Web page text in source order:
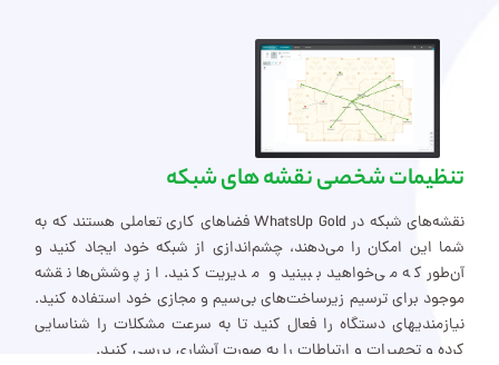
تنظیمات شخصی نقشه های شبکه
نقشه‌های شبکه در WhatsUp Gold فضاهای کاری تعاملی هستند که به
شما این امکان را می‌دهند، چشم‌اندازی از شبکه خود ایجاد کنید و
آن‌طور که می‌خواهید ببینید و مدیریت کنید. از پوشش‌ها نقشه
موجود برای ترسیم زیرساخت‌های بی‌سیم و مجازی خود استفاده کنید.
نیازمندیهای دستگاه را فعال کنید تا به سرعت مشکلات را شناسایی
کرده و تجهیرات و ارتباطات را به صورت آبشاری بررسی کنید.